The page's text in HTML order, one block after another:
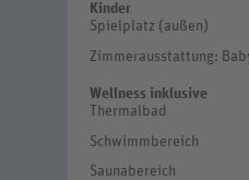
Kinder
Spielplatz (außen)
Zimmerausstattung:
Wellness inklusive
Thermalbad
Schwimmbereich
Saunabereich